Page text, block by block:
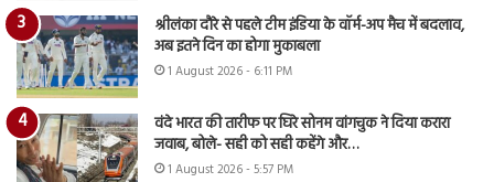
श्रीलंका दौरे से पहले टीम इंडिया के वॉर्म-अप मैच में बदलाव,
अब इतने दिन का होगा मुकाबला
1 August 2026 - 6:11 PM
वंदे भारत की तारीफ पर घिरे सोनम वांगचुक ने दिया करारा
जवाब, बोले- सही को सही कहेंगे और…
1 August 2026 - 5:57 PM